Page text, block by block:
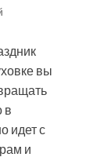
вы
в
идет с
и